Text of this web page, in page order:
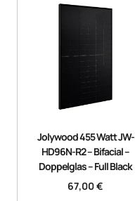
Jolywood 455 Watt JW-
HD96N-R2 – Bifacial –
Doppelglas – Full Black
67,00€